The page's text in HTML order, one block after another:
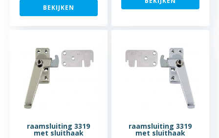
BEKIJKEN
raamsluiting 3319
met sluithaak
raamsluiting 3319
met sluithaak